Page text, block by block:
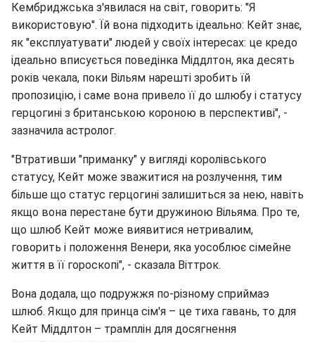
Кембриджська з'явилася на світ, говорить: "Я
використовую". Їй вона підходить ідеально: Кейт знає,
як "експлуатувати" людей у своїх інтересах: це кредо
ідеально вписується поведінка Міддлтон, яка десять
років чекала, поки Вільям нарешті зробить їй
пропозицію, і саме вона привело її до шлюбу і статусу
герцогині з британською короною в перспективі", -
зазначила астролог.
"Втративши "приманку" у вигляді королівського
статусу, Кейт може зважитися на розлучення, тим
більше що статус герцогині залишиться за нею, навіть
якщо вона перестане бути дружиною Вільяма. Про те,
що шлюб Кейт може виявитися нетривалим,
говорить і положення Венери, яка уособлює сімейне
життя в її гороскопі", - сказала Віттрок.
Вона додала, що подружжя по-різному сприймаэ
шлюб. Якщо для принца сім'я – це тиха гавань, то для
Кейт Міддлтон – трамплін для досягнення